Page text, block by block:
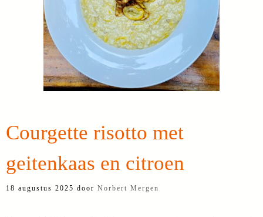
Courgette risotto met
geitenkaas en citroen
18 augustus 2025 door Norbert Mergen